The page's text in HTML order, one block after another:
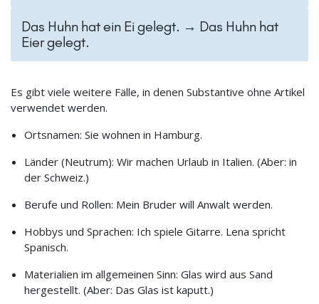
Das Huhn hat ein Ei gelegt. → Das Huhn hat
Eier gelegt.
Es gibt viele weitere Fälle, in denen Substantive ohne Artikel
verwendet werden.
Ortsnamen: Sie wohnen in Hamburg.
Länder (Neutrum): Wir machen Urlaub in Italien. (Aber: in
der Schweiz.)
Berufe und Rollen: Mein Bruder will Anwalt werden.
Hobbys und Sprachen: Ich spiele Gitarre. Lena spricht
Spanisch.
Materialien im allgemeinen Sinn: Glas wird aus Sand
hergestellt. (Aber: Das Glas ist kaputt.)